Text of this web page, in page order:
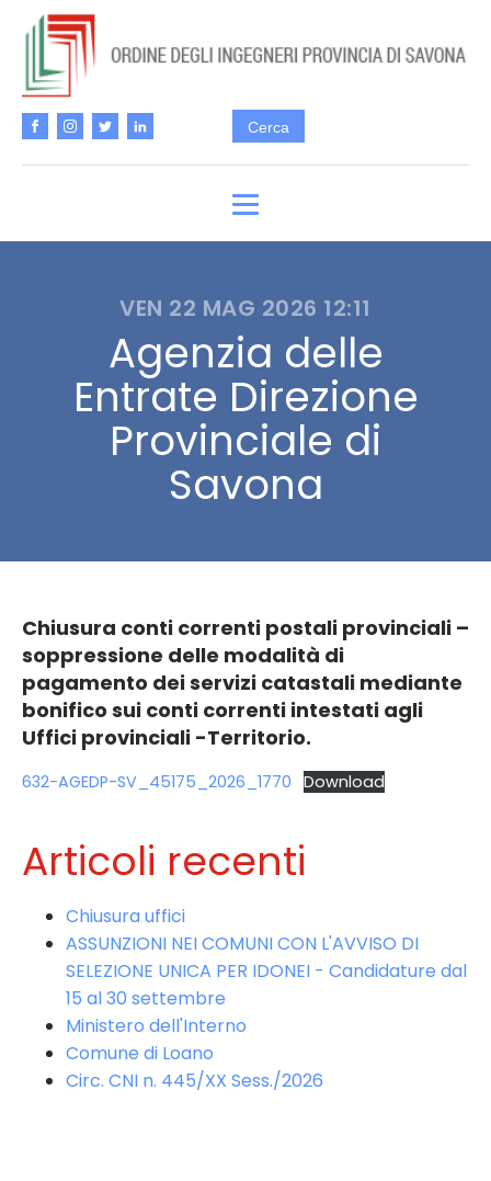
VEN 22 MAG 2026 12:11
Agenzia delle
Entrate Direzione
Provinciale di
Savona
Chiusura conti correnti postali provinciali –
soppressione delle modalità di
pagamento dei servizi catastali mediante
bonifico sui conti correnti intestati agli
Uffici provinciali -Territorio.
632-AGEDP-SV_45175_2026_1770 Download
Articoli recenti
Chiusura uffici
ASSUNZIONI NEI COMUNI CON L'AVVISO DI
SELEZIONE UNICA PER IDONEI - Candidature dal
15 al 30 settembre
Ministero dell'Interno
Comune di Loano
Circ. CNI n. 445/XX Sess./2026